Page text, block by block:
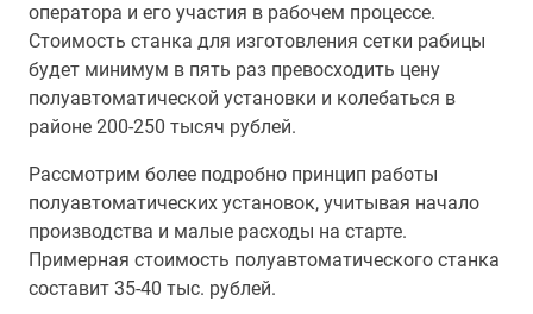
оператора и его участия в рабочем процессе.
Стоимость станка для изготовления сетки рабицы
будет минимум в пять раз превосходить цену
полуавтоматической установки и колебаться в
районе 200-250 тысяч рублей.
Рассмотрим более подробно принцип работы
полуавтоматических установок, учитывая начало
производства и малые расходы на старте.
Примерная стоимость полуавтоматического станка
составит 35-40 тыс. рублей.